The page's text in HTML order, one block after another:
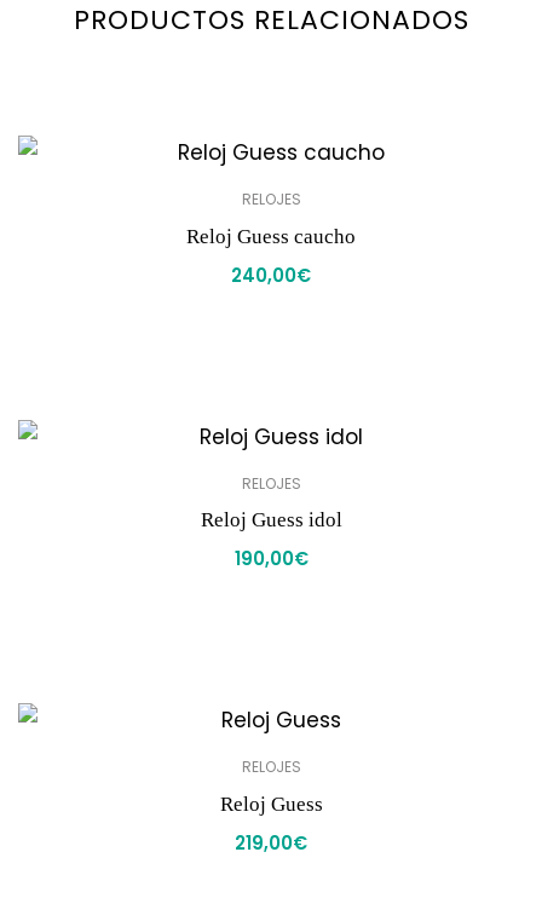
PRODUCTOS RELACIONADOS
RELOJES
Reloj Guess caucho
240,00€
RELOJES
Reloj Guess idol
190,00€
RELOJES
Reloj Guess
219,00€